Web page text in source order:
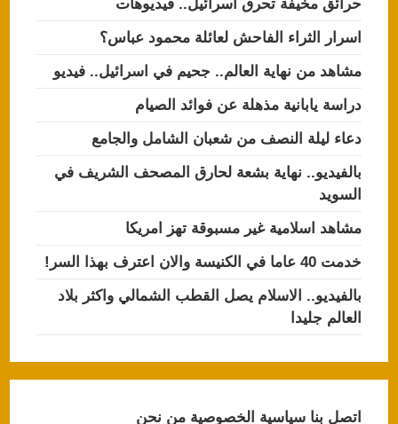
حرائق مخيفة تحرق اسرائيل.. فيديوهات
اسرار الثراء الفاحش لعائلة محمود عباس؟
مشاهد من نهاية العالم.. جحيم في اسرائيل.. فيديو
دراسة يابانية مذهلة عن فوائد الصيام
دعاء ليلة النصف من شعبان الشامل والجامع
بالفيديو.. نهاية بشعة لحارق المصحف الشريف في
السويد
مشاهد اسلامية غير مسبوقة تهز امريكا
خدمت 40 عاما في الكنيسة والان اعترف بهذا السر!
بالفيديو.. الاسلام يصل القطب الشمالي واكثر بلاد
العالم جليدا
اتصل بناسياسية الخصوصيةمن نحن